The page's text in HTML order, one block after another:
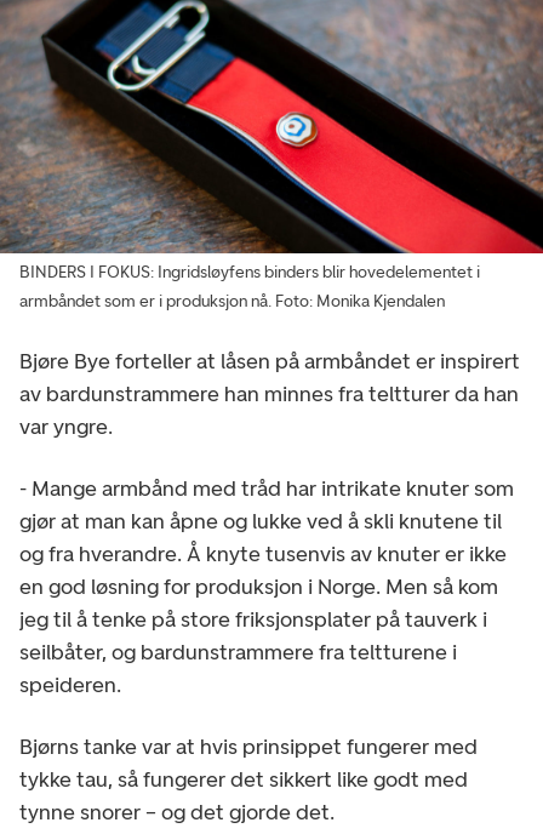
BINDERS I FOKUS: Ingridsløyfens binders blir hovedelementet i
armbåndet som er i produksjon nå. Foto: Monika Kjendalen
Bjøre Bye forteller at låsen på armbåndet er inspirert
av bardunstrammere han minnes fra teltturer da han
var yngre.
- Mange armbånd med tråd har intrikate knuter som
gjør at man kan åpne og lukke ved å skli knutene til
og fra hverandre. Å knyte tusenvis av knuter er ikke
en god løsning for produksjon i Norge. Men så kom
jeg til å tenke på store friksjonsplater på tauverk i
seilbåter, og bardunstrammere fra teltturene i
speideren.
Bjørns tanke var at hvis prinsippet fungerer med
tykke tau, så fungerer det sikkert like godt med
tynne snorer – og det gjorde det.